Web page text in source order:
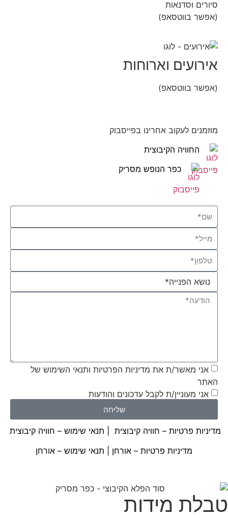
סיורים וסדנאות
(אפשר בווטסאפ)
אירועים וארוחות
(אפשר בווטסאפ)
מוזמנים לעקוב אחרינו בפייסבוק
החוויה הקיבוצית
כפר הנופש מסריק
אני מאשר/ת את מדיניות הפרטיות ותנאי השימוש של
האתר
אני מעוניין/ת לקבל עדכונים והודעות
שליחה
מדיניות פרטיות – חוויה קיבוצית
תנאי שימוש – חוויה קיבוצית
מדיניות פרטיות – אורחן
תנאי שימוש – אורחן
טבלת מידות